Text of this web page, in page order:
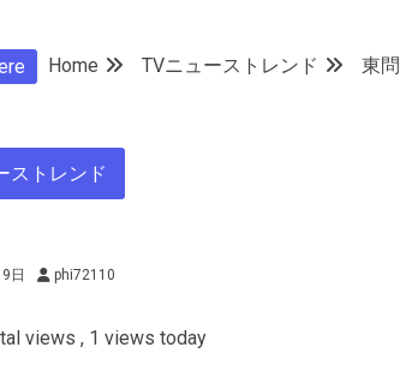
Home TVニューストレンド 東問
ストレンド
日 phi72110
views , 1 views today